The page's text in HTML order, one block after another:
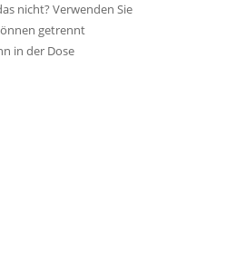
nicht? Verwenden Sie
getrennt
in der Dose